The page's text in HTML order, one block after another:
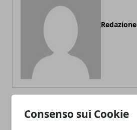
Consenso sui Cookie
Redazione
ARTICOLI CORRELATI